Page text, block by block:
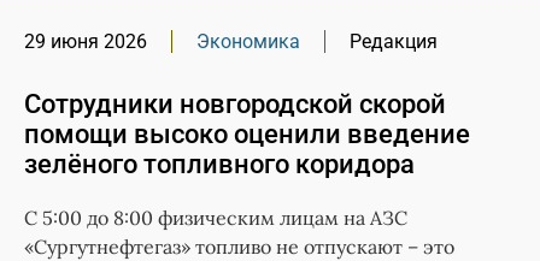
29 июня 2026 Экономика Редакция
Сотрудники новгородской скорой
помощи высоко оценили введение
зелёного топливного коридора
С 5:00 до 8:00 физическим лицам на АЗС
«Сургутнефтегаз» топливо не отпускают – это